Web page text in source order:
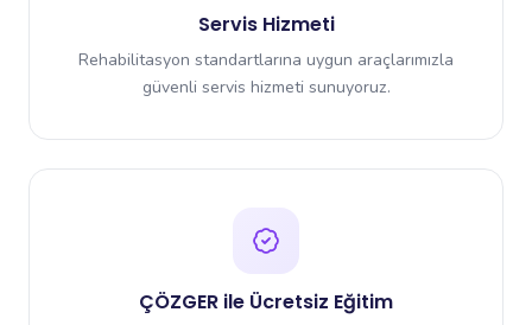
Servis Hizmeti
Rehabilitasyon standartlarına uygun araçlarımızla
güvenli servis hizmeti sunuyoruz.
ÇÖZGER ile Ücretsiz Eğitim